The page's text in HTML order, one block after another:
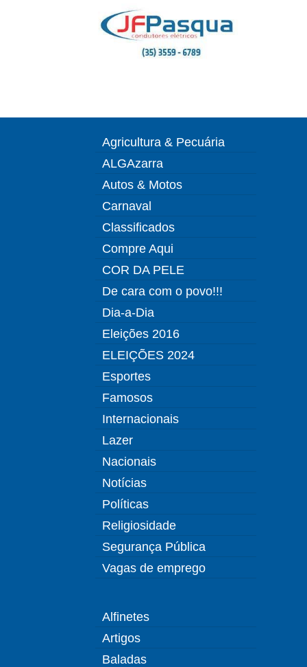
Agricultura & Pecuária
ALGAzarra
Autos & Motos
Carnaval
Classificados
Compre Aqui
COR DA PELE
De cara com o povo!!!
Dia-a-Dia
Eleições 2016
ELEIÇÕES 2024
Esportes
Famosos
Internacionais
Lazer
Nacionais
Notícias
Políticas
Religiosidade
Segurança Pública
Vagas de emprego
Alfinetes
Artigos
Baladas